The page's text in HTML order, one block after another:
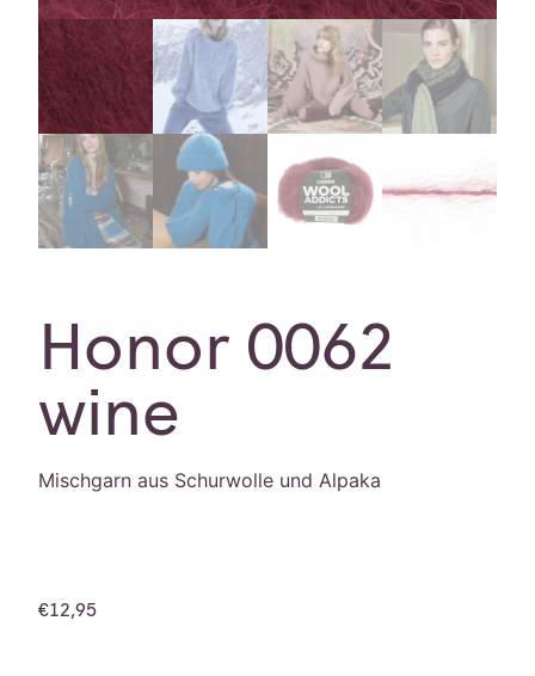
Honor 0062
wine
Mischgarn aus Schurwolle und Alpaka
€12,95